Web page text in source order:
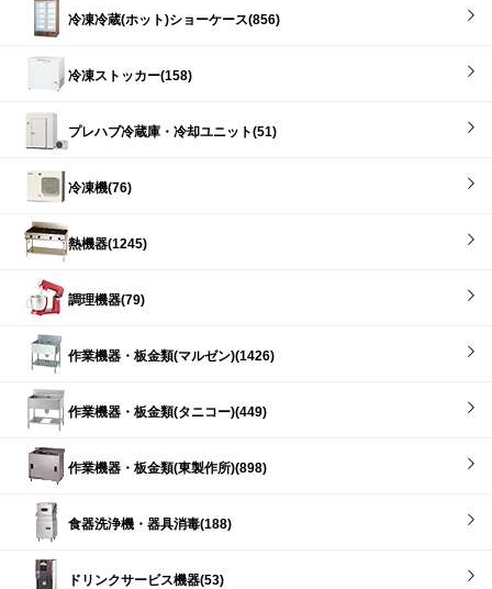
冷凍冷蔵(ホット)ショーケース(856)
冷凍ストッカー(158)
プレハブ冷蔵庫・冷却ユニット(51)
冷凍機(76)
熱機器(1245)
調理機器(79)
作業機器・板金類(マルゼン)(1426)
作業機器・板金類(タニコー)(449)
作業機器・板金類(東製作所)(898)
食器洗浄機・器具消毒(188)
ドリンクサービス機器(53)